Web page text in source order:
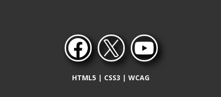
HTML5 | CSS3 | WCAG